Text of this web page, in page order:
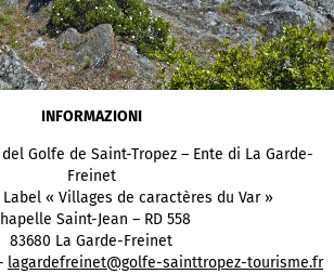
INFORMAZIONI
Golfe de Saint-Tropez – Ente di La Garde-
Freinet
Label « Villages de caractères du Var »
Saint-Jean – RD 558
83680 La Garde-Freinet
lagardefreinet@golfe-sainttropez-tourisme.fr